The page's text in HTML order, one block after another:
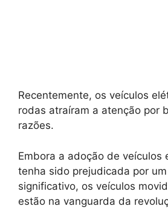
Recentemente, os veículos
rodas atraíram a atenção por
razões.
Embora a adoção de veículos
tenha sido prejudicada por
significativo, os veículos
estão na vanguarda da